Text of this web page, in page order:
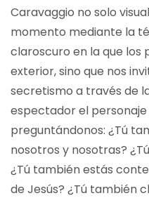
Caravaggio no solo
momento mediante la
claroscuro en la que los
exterior, sino que nos
secretismo a través de
espectador el personaje
preguntándonos: ¿Tú
nosotros y nosotras?
¿Tú también estás
de Jesús? ¿Tú también